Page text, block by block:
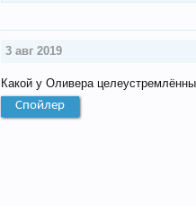
3 авг 2019
Какой у Оливера
Спойлер